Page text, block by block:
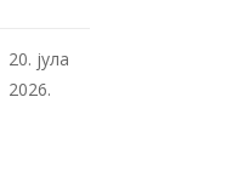
20. јула
2026.